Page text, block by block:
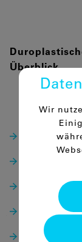
Überblick
Comco-
Comco-
Comco-
Comco-
Comco-
Comco-
Wir